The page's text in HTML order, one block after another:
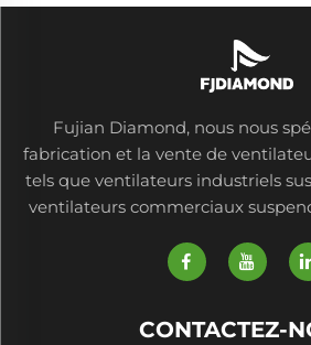
Fujian Diamond, nous nous
fabrication et la vente de
tels que ventilateurs industriels
ventilateurs commerciaux
CONTACTEZ-